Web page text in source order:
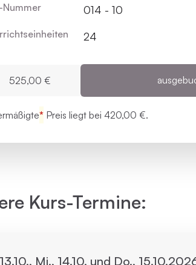
Nummer 014 - 10
24
525,00 €
* Preis liegt bei 420,00 €.
Kurs-Termine:
Mi., 14.10. und Do.,